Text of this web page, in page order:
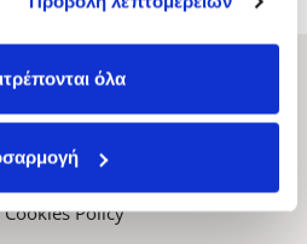
όλα Hair
– Terms & Conditions
Cookies Policy